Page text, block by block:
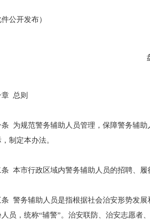
开发布）
总则
规范警务辅助人员管理，保障警务辅助
制定本办法。
市行政区域内警务辅助人员的招聘、履
务辅助人员是指根据社会治安形势发展
员，统称“辅警”。治安联防、治安志愿者